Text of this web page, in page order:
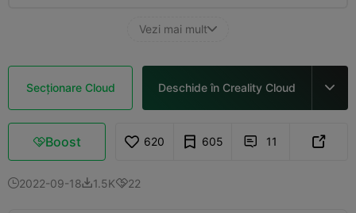
Vezi mai mult
Secționare Cloud Deschide în Creality Cloud 
Boost 620 605  11 
2022-09-181.5K22